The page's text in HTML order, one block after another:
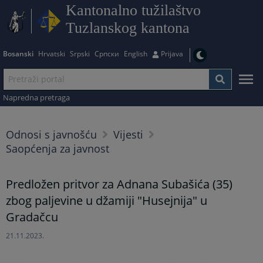
Kantonalno tužilaštvo
Tuzlanskog kantona
Bosanski Hrvatski Srpski Српски English Prijava
Napredna pretraga
Odnosi s javnošću
Vijesti
Saopćenja za javnost
Predložen pritvor za Adnana Subašića (35)
zbog paljevine u džamiji "Husejnija" u
Gradačcu
21.11.2023.